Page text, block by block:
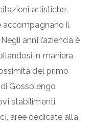
artistiche,
accompagnano il
anni l’azienda è
in maniera
del primo
Gossolengo
stabilimenti,
aree dedicate alla